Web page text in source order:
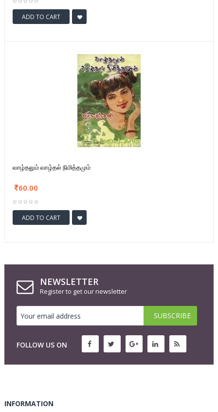
ADD TO CART
வாழ்தலும் வாழ்தல் நிமித்தமும்
60.00
ADD TO CART
NEWSLETTER
Register to get our newsletter
FOLLOW US ON
INFORMATION